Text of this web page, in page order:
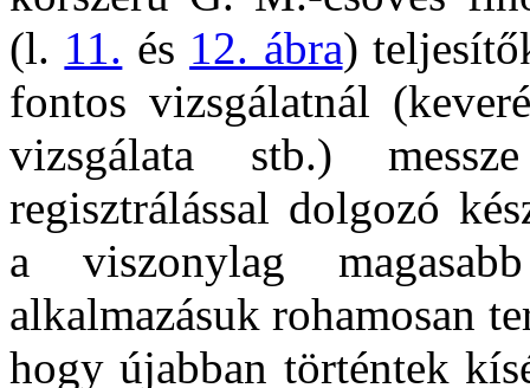
(l. 11. és 12. ábra)
fontos vizsgálatnál
vizsgálata stb.)
regisztrálással dolgozó
a viszonylag
alkalmazásuk rohamosan
hogy újabban történtek